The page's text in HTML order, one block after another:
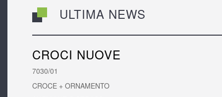
ULTIMA NEWS
CROCI NUOVE
7030/01
CROCE + ORNAMENTO